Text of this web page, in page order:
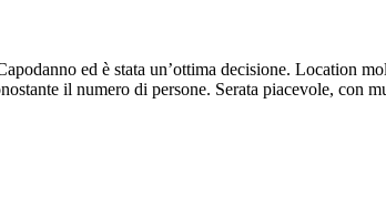
ed è stata un’ottima decisione. Location
il numero di persone. Serata piacevole, con